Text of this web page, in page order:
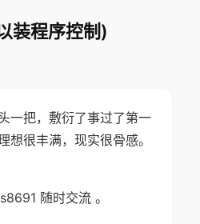
装程序控制)
一把，敷衍了事过了第一
很丰满，现实很骨感。
随时交流 。